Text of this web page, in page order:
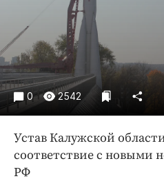
Экономика и бизнес
ПРОЕКТЫ
Блоги
Издания
Медиаперсона
Клиника года
0 2542
Устав Калужской
соответствие с новыми
РФ